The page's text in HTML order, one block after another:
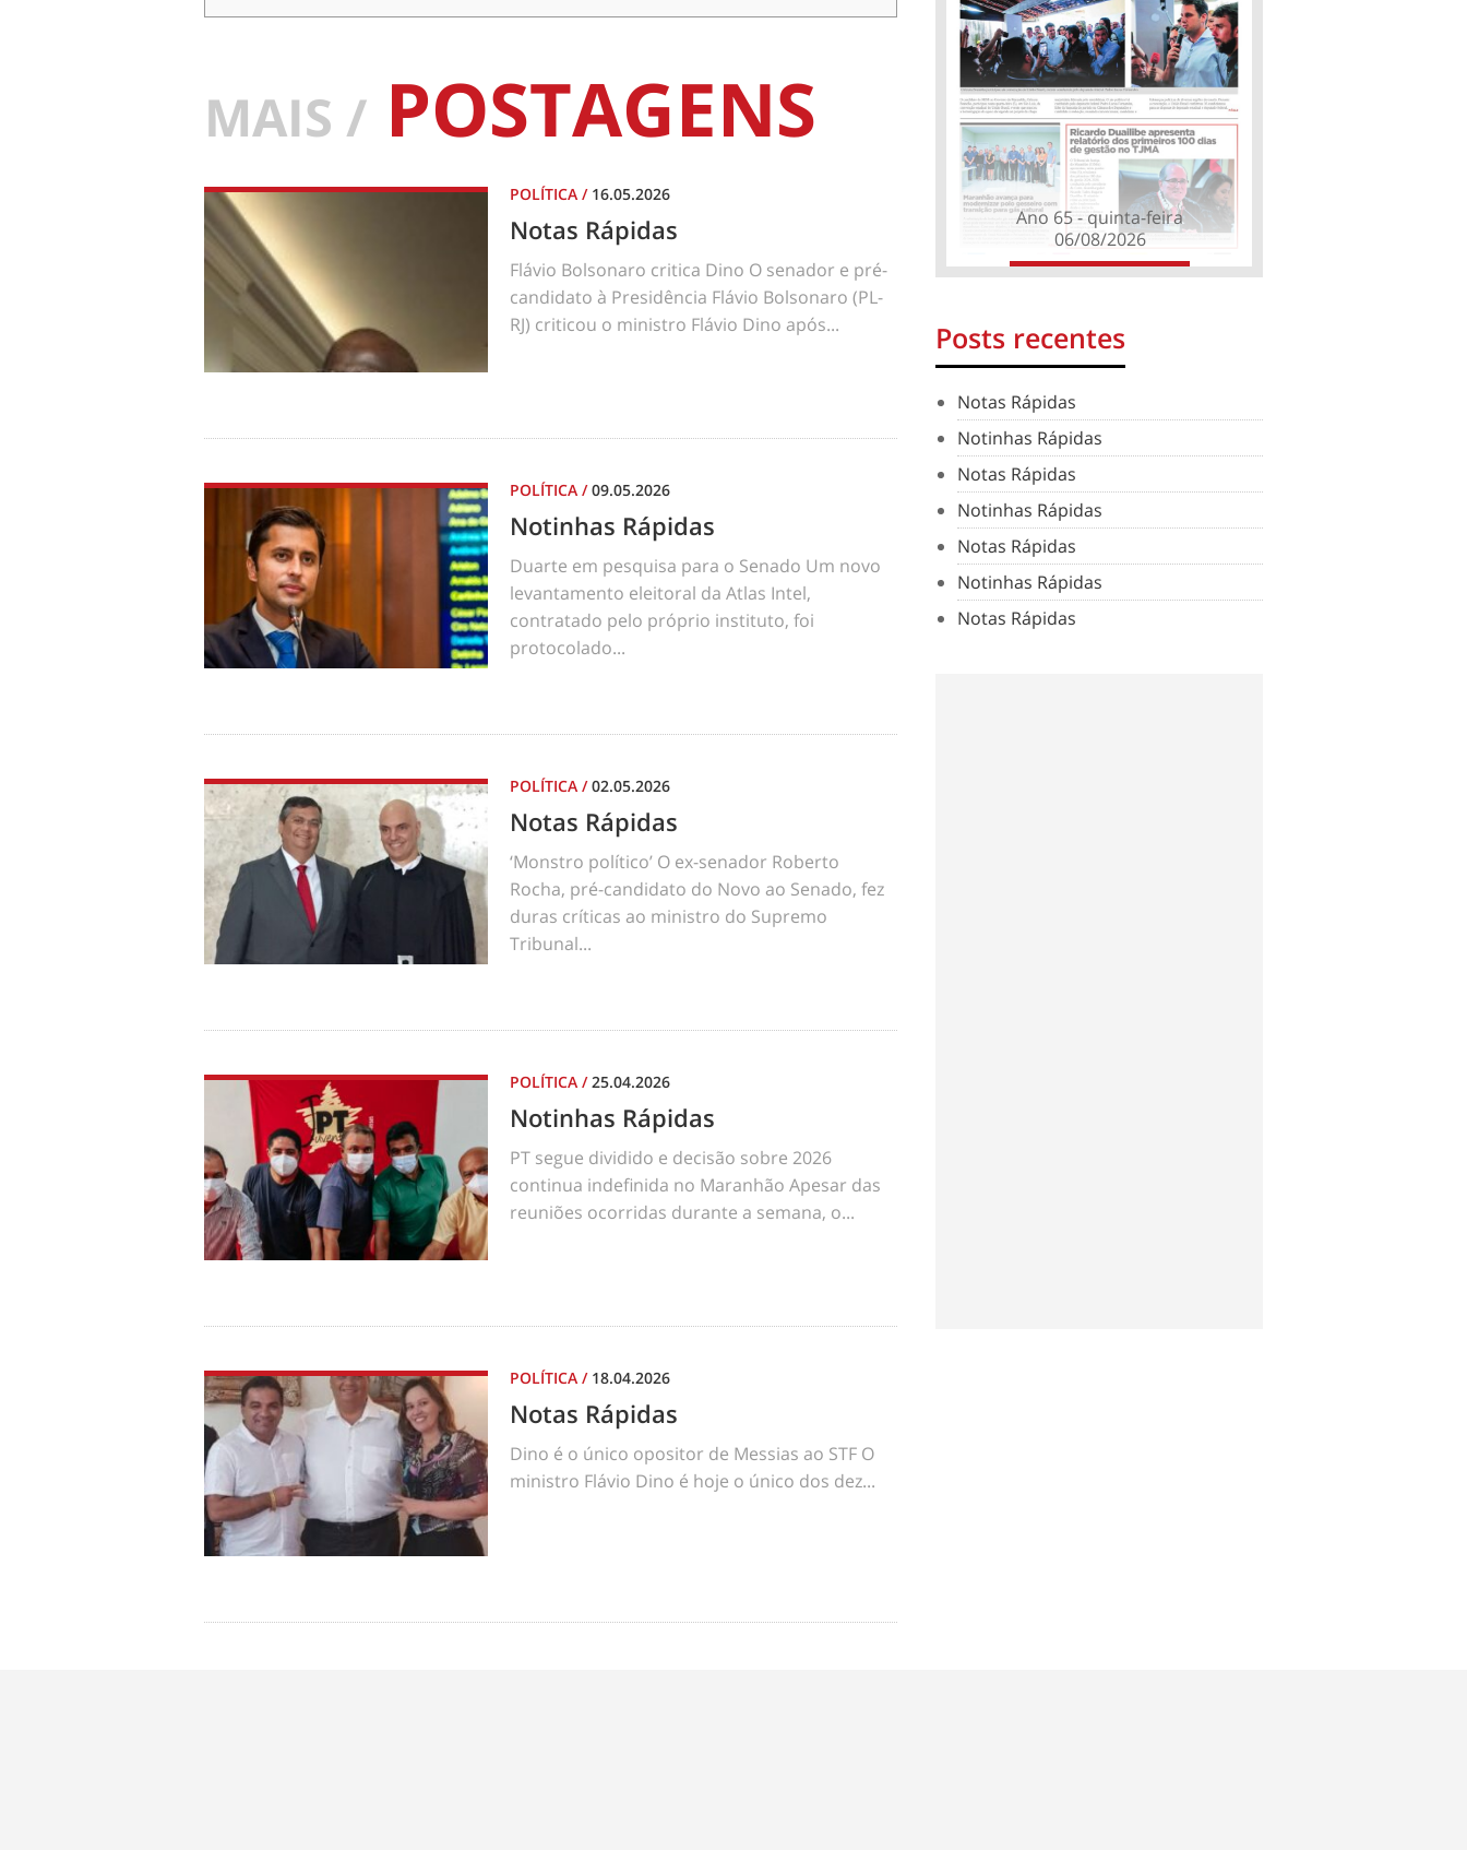
MAIS / POSTAGENS
POLÍTICA / 16.05.2026
Notas Rápidas
Flávio Bolsonaro critica Dino O senador e pré-
candidato à Presidência Flávio Bolsonaro (PL-
RJ) criticou o ministro Flávio Dino após...
POLÍTICA /09.05.2026
Notinhas Rápidas
Duarte em pesquisa para o Senado Um novo
levantamento eleitoral da Atlas Intel,
contratado pelo próprio instituto, foi
protocolado...
POLÍTICA /02.05.2026
Notas Rápidas
‘Monstro político’ O ex-senador Roberto
Rocha, pré-candidato do Novo ao Senado, fez
duras críticas ao ministro do Supremo
Tribunal...
POLÍTICA /25.04.2026
Notinhas Rápidas
PT segue dividido e decisão sobre 2026
continua indefinida no Maranhão Apesar das
reuniões ocorridas durante a semana, o...
POLÍTICA / 18.04.2026
Notas Rápidas
Dino é o único opositor de Messias ao STF O
ministro Flávio Dino é hoje o único dos dez...
Ano 65 - quinta-feira
06/08/2026
Posts recentes
Notas Rápidas
Notinhas Rápidas
Notas Rápidas
Notinhas Rápidas
Notas Rápidas
Notinhas Rápidas
Notas Rápidas